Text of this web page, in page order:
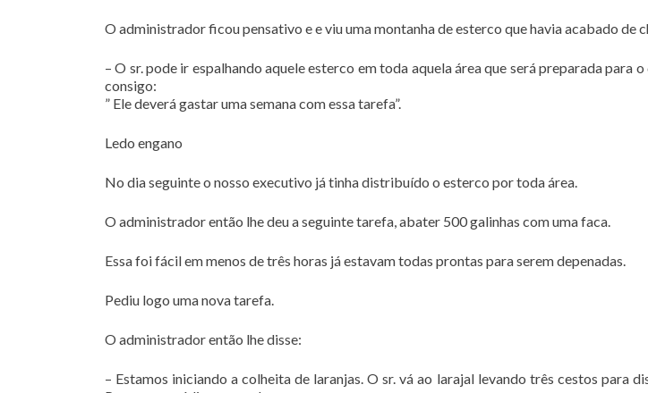
O administrador ficou pensativo e e viu uma montanha de esterco que havia acabado de
– O sr. pode ir espalhando aquele esterco em toda aquela área que será preparada para
consigo:
” Ele deverá gastar uma semana com essa tarefa”.
Ledo engano
No dia seguinte o nosso executivo já tinha distribuído o esterco por toda área.
O administrador então lhe deu a seguinte tarefa, abater 500 galinhas com uma faca.
Essa foi fácil em menos de três horas já estavam todas prontas para serem depenadas.
Pediu logo uma nova tarefa.
O administrador então lhe disse:
– Estamos iniciando a colheita de laranjas. O sr. vá ao larajal levando três cestos para